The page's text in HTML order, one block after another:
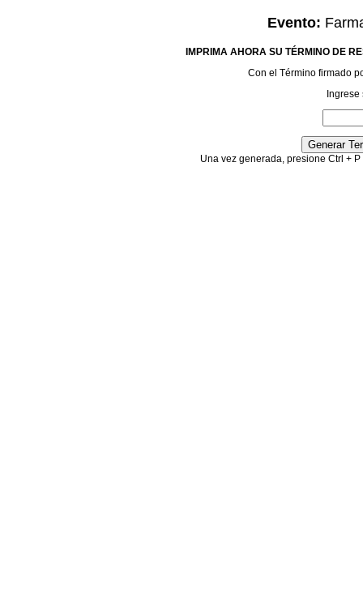
Evento:
IMPRIMA AHORA SU TÉRMINO DE
Con el Término firmado
Una vez generada, presione Ctrl +